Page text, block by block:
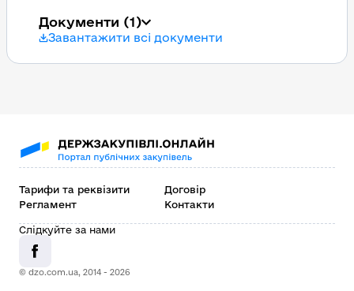
Документи (1)
Завантажити всі документи
Тарифи та реквізити
Договір
Регламент
Контакти
© dzo.com.ua, 2014 - 2026
Слідкуйте за нами